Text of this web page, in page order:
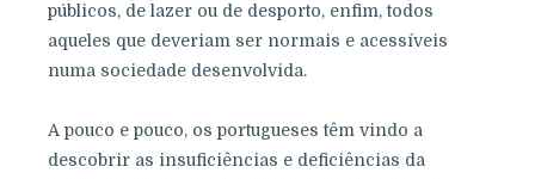
públicos, de lazer ou de desporto, enfim, todos
aqueles que deveriam ser normais e acessíveis
numa sociedade desenvolvida.
A pouco e pouco, os portugueses têm vindo a
descobrir as insuficiências e deficiências da